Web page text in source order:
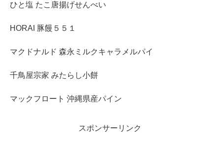
ひと塩 たこ唐揚げせんべい
HORAI 豚饅５５１
マクドナルド 森永ミルクキャラメルパイ
千鳥屋宗家 みたらし小餅
マックフロート 沖縄県産パイン
スポンサーリンク